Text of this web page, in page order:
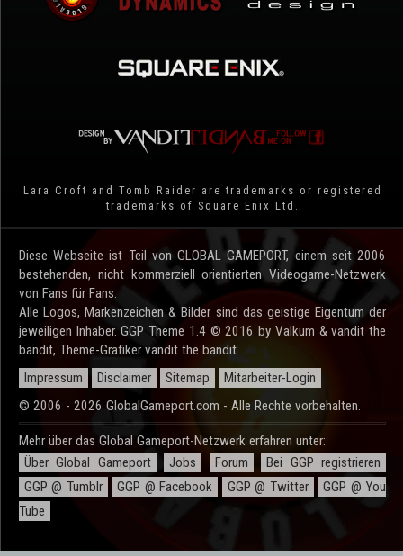
Lara Croft and Tomb Raider are trademarks or registered
trademarks of Square Enix Ltd.
Diese Webseite ist Teil von GLOBAL GAMEPORT, einem seit 2006
bestehenden, nicht kommerziell orientierten Videogame-Netzwerk
von Fans für Fans.
Alle Logos, Markenzeichen & Bilder sind das geistige Eigentum der
jeweiligen Inhaber. GGP Theme 1.4 © 2016 by Valkum & vandit the
bandit, Theme-Grafiker vandit the bandit.
Impressum
Disclaimer Sitemap
Mitarbeiter-Login
© 2006 - 2026 GlobalGameport.com - Alle Rechte vorbehalten.
Mehr über das Global Gameport-Netzwerk erfahren unter:
Über Global Gameport
Jobs Forum
Bei GGP registrieren
GGP @ Tumblr
GGP @ Facebook GGP @ Twitter
GGP @ You
Tube